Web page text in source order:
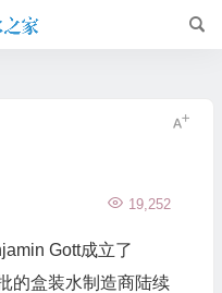
19,252
Gott成立了
的盒装水制造商陆续